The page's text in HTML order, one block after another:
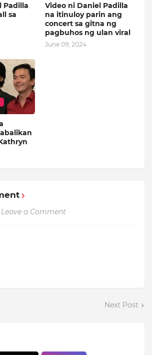
Padilla
sa
Video ni Daniel Padilla
na itinuloy parin ang
concert sa gitna ng
pagbuhos ng ulan viral
June 09, 2024
a Comment
Next Post